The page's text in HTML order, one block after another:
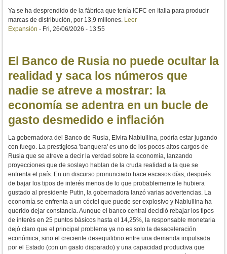
Ya se ha desprendido de la fábrica que tenía ICFC en Italia para producir
marcas de distribución, por 13,9 millones. Leer
Expansión - Fri, 26/06/2026 - 13:55
El Banco de Rusia no puede ocultar la
realidad y saca los números que
nadie se atreve a mostrar: la
economía se adentra en un bucle de
gasto desmedido e inflación
La gobernadora del Banco de Rusia, Elvira Nabiullina, podría estar jugando
con fuego. La prestigiosa 'banquera' es uno de los pocos altos cargos de
Rusia que se atreve a decir la verdad sobre la economía, lanzando
proyecciones que de soslayo hablan de la cruda realidad a la que se
enfrenta el país. En un discurso pronunciado hace escasos días, después
de bajar los tipos de interés menos de lo que probablemente le hubiera
gustado al presidente Putin, la gobernadora lanzó varias advertencias. La
economía se enfrenta a un cóctel que puede ser explosivo y Nabiullina ha
querido dejar constancia. Aunque el banco central decidió rebajar los tipos
de interés en 25 puntos básicos hasta el 14,25%, la responsable monetaria
dejó claro que el principal problema ya no es solo la desaceleración
económica, sino el creciente desequilibrio entre una demanda impulsada
por el Estado (con un gasto disparado) y una capacidad productiva que